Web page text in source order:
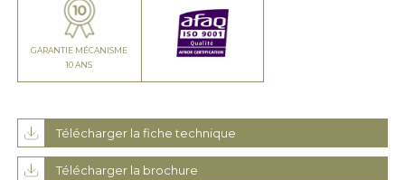
GARANTIE MÉCANISME
10 ANS
Télécharger la fiche technique
Télécharger la brochure